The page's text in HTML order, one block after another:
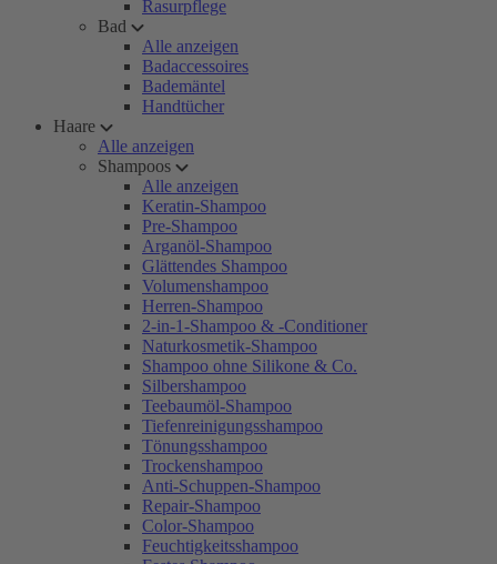
Rasurpflege
Bad
Alle anzeigen
Badaccessoires
Bademäntel
Handtücher
Haare
Alle anzeigen
Shampoos
Alle anzeigen
Keratin-Shampoo
Pre-Shampoo
Arganöl-Shampoo
Glättendes Shampoo
Volumenshampoo
Herren-Shampoo
2-in-1-Shampoo & -Conditioner
Naturkosmetik-Shampoo
Shampoo ohne Silikone & Co.
Silbershampoo
Teebaumöl-Shampoo
Tiefenreinigungsshampoo
Tönungsshampoo
Trockenshampoo
Anti-Schuppen-Shampoo
Repair-Shampoo
Color-Shampoo
Feuchtigkeitsshampoo